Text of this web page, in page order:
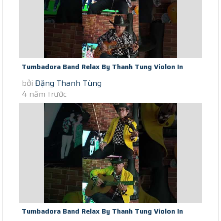
Tumbadora Band Relax By Thanh Tung Violon In
Saigon Social Distance S O S...
bởi Đặng Thanh Tùng
4 năm trước
Tumbadora Band Relax By Thanh Tung Violon In